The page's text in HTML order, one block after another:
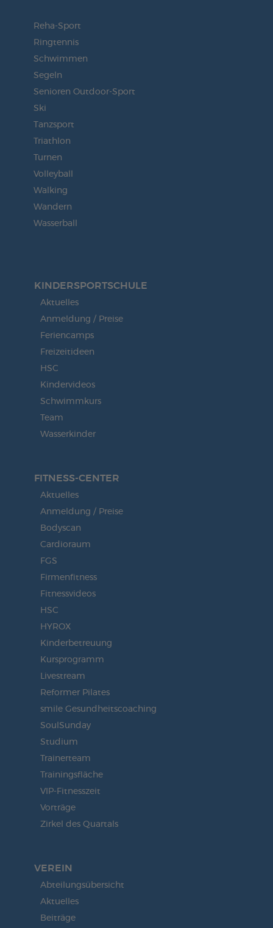
Reha-Sport
Ringtennis
Schwimmen
Segeln
Senioren Outdoor-Sport
Ski
Tanzsport
Triathlon
Turnen
Volleyball
Walking
Wandern
Wasserball
KINDERSPORT­SCHULE
Aktuelles
Anmeldung / Preise
Feriencamps
Freizeitideen
HSC
Kindervideos
Schwimmkurs
Team
Wasserkinder
FITNESS-CENTER
Aktuelles
Anmeldung / Preise
Bodyscan
Cardioraum
FGS
Firmenfitness
Fitnessvideos
HSC
HYROX
Kinderbetreuung
Kursprogramm
Livestream
Reformer Pilates
smile Gesundheitscoaching
SoulSunday
Studium
Trainerteam
Trainingsfläche
VIP-Fitnesszeit
Vorträge
Zirkel des Quartals
VEREIN
Abteilungsübersicht
Aktuelles
Beiträge